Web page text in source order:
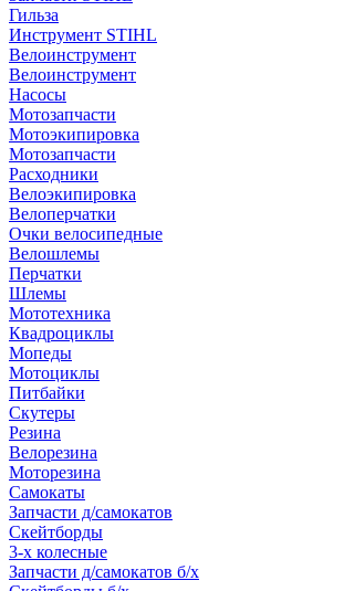
Гильза
Инструмент STIHL
Велоинструмент
Велоинструмент
Насосы
Мотозапчасти
Мотоэкипировка
Мотозапчасти
Расходники
Велоэкипировка
Велоперчатки
Очки велосипедные
Велошлемы
Перчатки
Шлемы
Мототехника
Квадроциклы
Мопеды
Мотоциклы
Питбайки
Скутеры
Резина
Велорезина
Моторезина
Самокаты
Запчасти д/самокатов
Скейтборды
3-х колесные
Запчасти д/самокатов б/х